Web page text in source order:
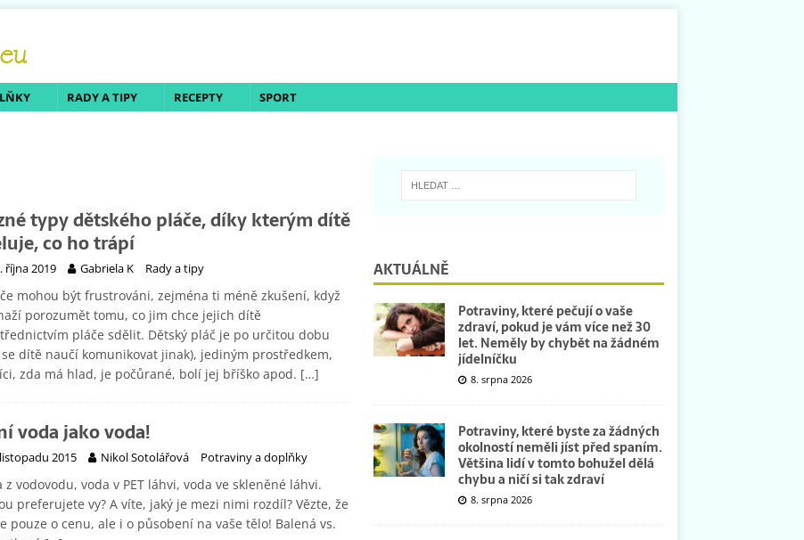
RADY A TIPY RECEPTY SPORT
typy dětského pláče, díky kterým dítě
co ho trápí
října 2019 Gabriela K Rady a tipy
mohou být frustrováni, zejména ti méně zkušení, když
porozumět tomu, co jim chce jejich dítě
pláče sdělit. Dětský pláč je po určitou dobu
se dítě naučí komunikovat jinak), jediným prostředkem,
zda má hlad, je počůrané, bolí jej bříško apod. […]
voda jako voda!
2015 Nikol Sotolářová Potraviny a doplňky
z vodovodu, voda v PET láhvi, voda ve skleněné láhvi.
preferujete vy? A víte, jaký je mezi nimi rozdíl? Vězte, že
pouze o cenu, ale i o působení na vaše tělo! Balená vs.
AKTUÁLNĚ
Potraviny, které pečují o vaše
zdraví, pokud je vám více než 30
let. Neměly by chybět na žádném
jídelníčku
8. srpna 2026
Potraviny, které byste za žádných
okolností neměli jíst před spaním.
Většina lidí v tomto bohužel dělá
chybu a ničí si tak zdraví
8. srpna 2026